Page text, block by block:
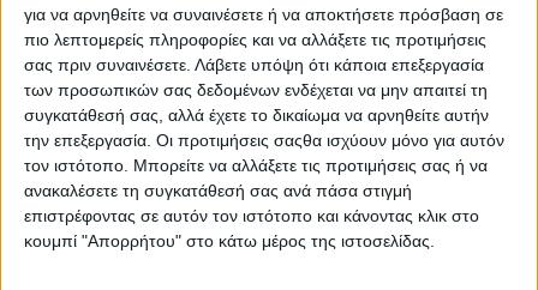
για να αρνηθείτε να συναινέσετε ή να αποκτήσετε πρόσβαση σε
πιο λεπτομερείς πληροφορίες και να αλλάξετε τις προτιμήσεις
σας πριν συναινέσετε. Λάβετε υπόψη ότι κάποια επεξεργασία
των προσωπικών σας δεδομένων ενδέχεται να μην απαιτεί τη
συγκατάθεσή σας, αλλά έχετε το δικαίωμα να αρνηθείτε αυτήν
την επεξεργασία. Οι προτιμήσεις σαςθα ισχύουν μόνο για αυτόν
τον ιστότοπο. Μπορείτε να αλλάξετε τις προτιμήσεις σας ή να
ανακαλέσετε τη συγκατάθεσή σας ανά πάσα στιγμή
επιστρέφοντας σε αυτόν τον ιστότοπο και κάνοντας κλικ στο
κουμπί "Απορρήτου" στο κάτω μέρος της ιστοσελίδας.